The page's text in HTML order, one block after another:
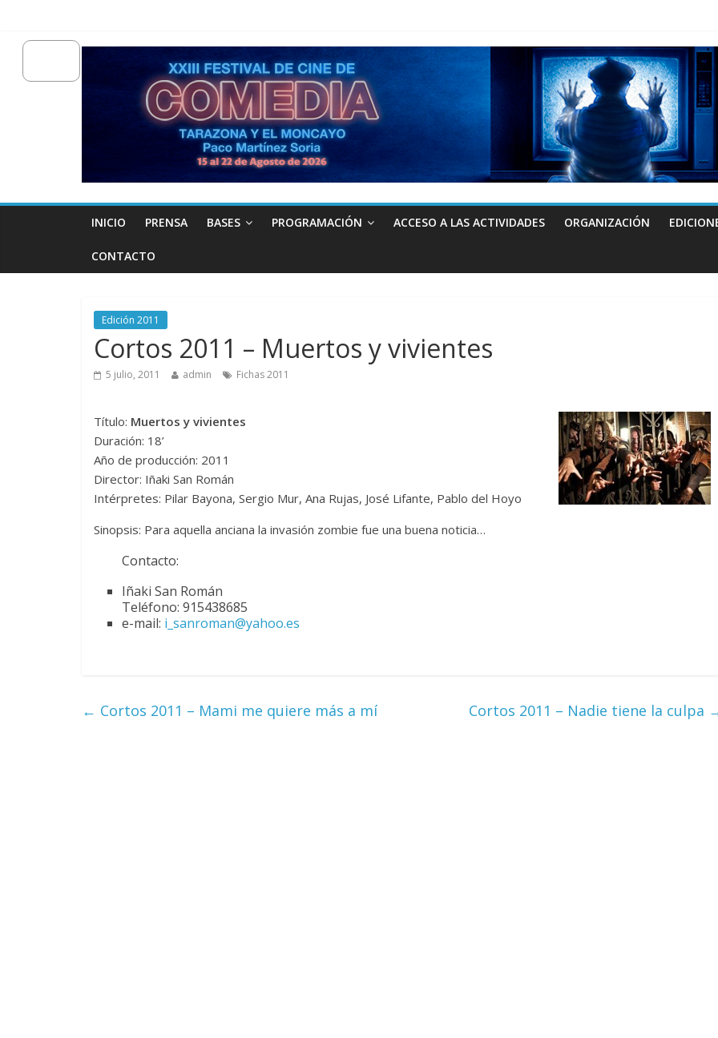
INICIO PRENSA BASES PROGRAMACIÓN ACCESO A LAS ACTIVIDADES ORGANIZACIÓN
CONTACTO
Edición 2011
Cortos 2011 – Muertos y vivientes
5 julio, 2011 admin Fichas 2011
Título: Muertos y vivientes
Duración: 18’
Año de producción: 2011
Director: Iñaki San Román
Intérpretes: Pilar Bayona, Sergio Mur, Ana Rujas, José Lifante, Pablo del Hoyo
Sinopsis: Para aquella anciana la invasión zombie fue una buena noticia…
Contacto:
Iñaki San Román
Teléfono: 915438685
e-mail: i_sanroman@yahoo.es
← Cortos 2011 – Mami me quiere más a mí Cortos 2011 – Nadie tiene la culpa